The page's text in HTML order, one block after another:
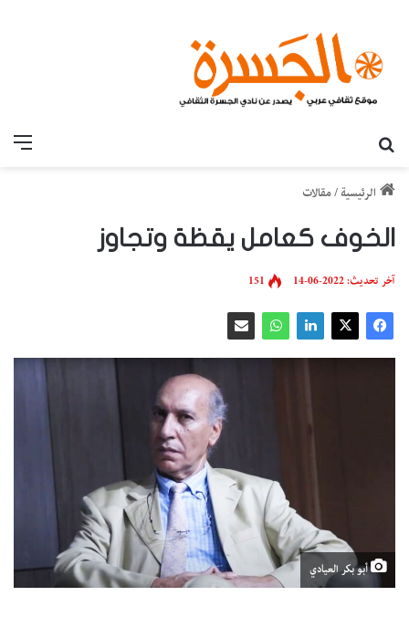
الرئيسية /مقالات
الخوف كعامل يقظة وتجاوز
آخر تحديث: 2022-06-14 151
أبو بكر العيادي